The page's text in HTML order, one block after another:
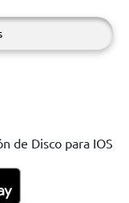
de Disco para IOS